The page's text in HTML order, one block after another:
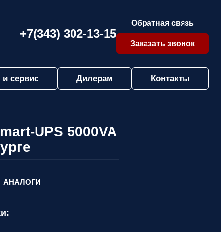
+7(343) 302-13-15
Обратная связь
Заказать звонок
и сервис Дилерам Контакты
UPS 5000VA
АНАЛОГИ